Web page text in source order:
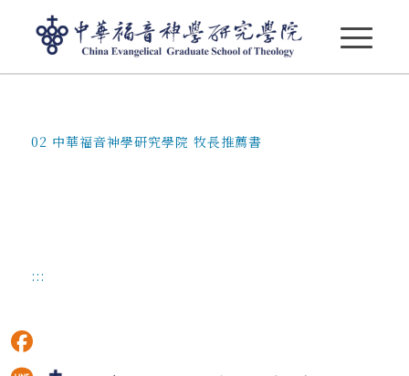
02 中華福音神學研究學院 牧長推薦書
:::
Facebook